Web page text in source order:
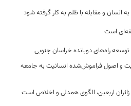
انسان و مقابله با ظلم به کار گرفته شود
است
و اصول فراموش‌شده انسانیت به جامعه
اربعین، الگوی همدلی و اخلاص است